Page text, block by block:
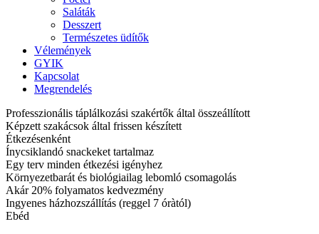
Saláták
Desszert
Természetes üdítők
Vélemények
GYIK
Kapcsolat
Megrendelés
Professzionális táplálkozási szakértők által összeállított
Képzett szakácsok által frissen készített
Étkezésenként
Ínycsiklandó snackeket tartalmaz
Egy terv minden étkezési igényhez
Környezetbarát és biológiailag lebomló csomagolás
Akár 20% folyamatos kedvezmény
Ingyenes házhozszállítás (reggel 7 óràtól)
Ebéd